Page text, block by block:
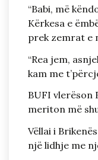
“Babi, më
Kërkesa e
prek zemrat e
“Rea jem,
kam me
BUFI vlerëson
meriton më
Vëllai i
një lidhje me